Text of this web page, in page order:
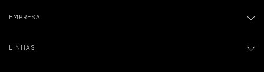
EMPRESA
LINHAS